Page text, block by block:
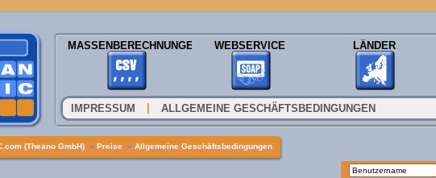
MASSENBERECHNUNGEN WEBSERVICE LÄNDER
IMPRESSUM ALLGEMEINE GESCHÄFTSBEDINGUNGEN
(Theano GmbH) » Preise » Allgemeine Geschäftsbedingungen